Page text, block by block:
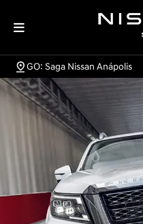
GO: Saga Nissan Anápolis